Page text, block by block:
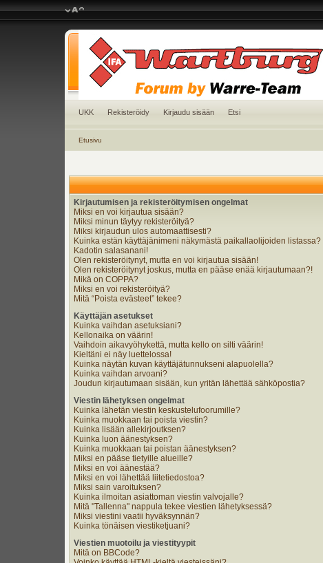
UKK Rekisteröidy Kirjaudu sisään Etsi
Etusivu
Kirjautumisen ja rekisteröitymisen ongelmat
Miksi en voi kirjautua sisään?
Miksi minun täytyy rekisteröityä?
Miksi kirjaudun ulos automaattisesti?
Kuinka estän käyttäjänimeni näkymästä paikallaolijoiden listassa?
Kadotin salasanani!
Olen rekisteröitynyt, mutta en voi kirjautua sisään!
Olen rekisteröitynyt joskus, mutta en pääse enää kirjautumaan?!
Mikä on COPPA?
Miksi en voi rekisteröityä?
Mitä “Poista evästeet” tekee?
Käyttäjän asetukset
Kuinka vaihdan asetuksiani?
Kellonaika on väärin!
Vaihdoin aikavyöhykettä, mutta kello on silti väärin!
Kieltäni ei näy luettelossa!
Kuinka näytän kuvan käyttäjätunnukseni alapuolella?
Kuinka vaihdan arvoani?
Joudun kirjautumaan sisään, kun yritän lähettää sähköpostia?
Viestin lähetyksen ongelmat
Kuinka lähetän viestin keskustelufoorumille?
Kuinka muokkaan tai poista viestin?
Kuinka lisään allekirjoutksen?
Kuinka luon äänestyksen?
Kuinka muokkaan tai poistan äänestyksen?
Miksi en pääse tietyille alueille?
Miksi en voi äänestää?
Miksi en voi lähettää liitetiedostoa?
Miksi sain varoituksen?
Kuinka ilmoitan asiattoman viestin valvojalle?
Mitä "Tallenna" nappula tekee viestien lähetyksessä?
Miksi viestini vaatii hyväksynnän?
Kuinka tönäisen viestiketjuani?
Viestien muotoilu ja viestityypit
Mitä on BBCode?